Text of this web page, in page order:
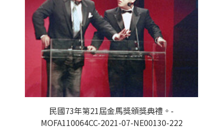
民國73年第21屆金馬獎頒獎典禮。-
MOFA110064CC-2021-07-NE00130-222